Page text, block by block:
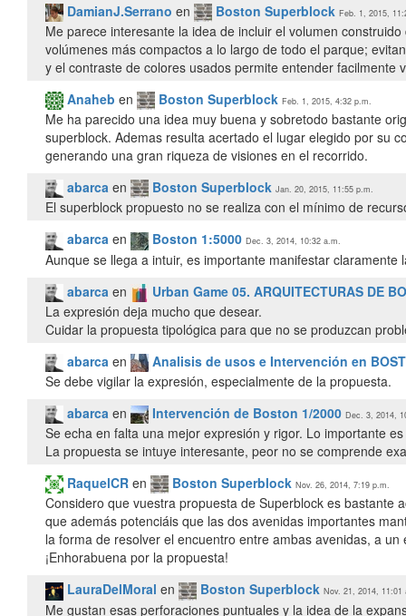
DamianJ.Serrano en Boston Superblock Feb. 1, 2015,
Me parece interesante la idea de incluir el volumen
volúmenes más compactos a lo largo de todo el parque;
y el contraste de colores usados permite entender facilmente
Anaheb en Boston Superblock Feb. 1, 2015, 4:32 p.m.
Me ha parecido una idea muy buena y sobretodo bastante
superblock. Ademas resulta acertado el lugar elegido por su
generando una gran riqueza de visiones en el recorrido.
abarca en Boston Superblock Jan. 20, 2015, 11:55 p.m.
El superblock propuesto no se realiza con el mínimo de
abarca en Boston 1:5000 Dec. 3, 2014, 10:32 a.m.
Aunque se llega a intuir, es importante manifestar
abarca en
Urban Game 05. ARQUITECTURAS DE
La expresión deja mucho que desear.
Cuidar la propuesta tipológica para que no se produzcan
abarca en
Analisis de usos e Intervención en
Se debe vigilar la expresión, especialmente de la propuesta.
abarca en Intervención de Boston 1/2000 Dec. 3, 2014,
Se echa en falta una mejor expresión y rigor. Lo importante
RaquelCR en Boston Superblock Nov. 26, 2014, 7:19 p.m.
Considero que vuestra propuesta de Superblock es bastante
que además potenciáis que las dos avenidas importantes
la forma de resolver el encuentro entre ambas avenidas, a
¡Enhorabuena por la propuesta!
LauraDelMoral en Boston Superblock Nov. 21, 2014, 11:01
Me gustan esas perforaciones puntuales y la idea de la